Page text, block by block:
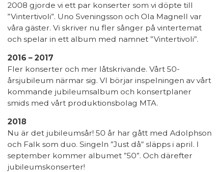
2008 gjorde vi ett par konserter som vi döpte till
”Vintertivoli”. Uno Sveningsson och Ola Magnell var
våra gäster. Vi skriver nu fler sånger på vintertemat
och spelar in ett album med namnet ”Vintertivoli”.
2016 – 2017
Fler konserter och mer låtskrivande. Vårt 50-
årsjubileum närmar sig. VI börjar inspelningen av vårt
kommande jubileumsalbum och konsertplaner
smids med vårt produktionsbolag MTA.
2018
Nu är det jubileumsår! 50 år har gått med Adolphson
och Falk som duo. Singeln ”Just då” släpps i april. I
september kommer albumet ”50”. Och därefter
jubileumskonserter!